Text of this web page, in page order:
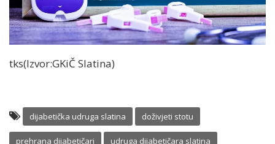
tks(Izvor:GKiČ Slatina)
dijabetička udruga slatina doživjeti stotu
prehrana dijabetičari udruga dijabetičara slatina